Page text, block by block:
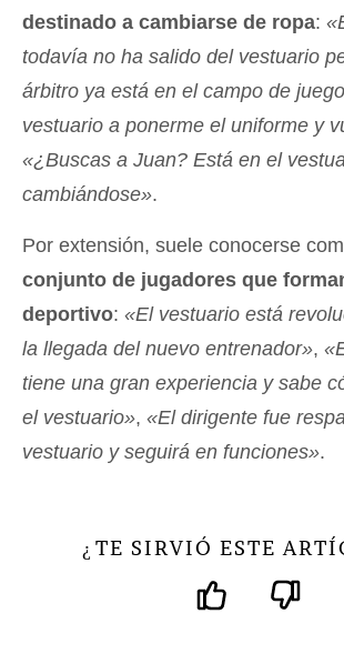
destinado a cambiarse de ropa:
todavía no ha salido del vestuario
árbitro ya está en el campo de
vestuario a ponerme el uniforme y
«¿Buscas a Juan? Está en el
cambiándose».
Por extensión, suele conocerse
conjunto de jugadores que
deportivo: «El vestuario está
la llegada del nuevo entrenador»,
tiene una gran experiencia y sabe
el vestuario», «El dirigente fue
vestuario y seguirá en funciones».
¿ TE SIRVIÓ ESTE